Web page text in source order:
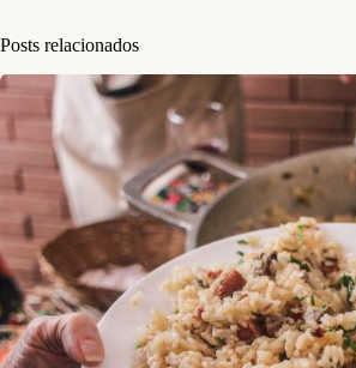
Posts relacionados